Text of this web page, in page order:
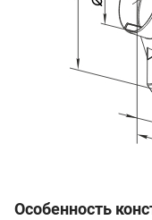
Особенность